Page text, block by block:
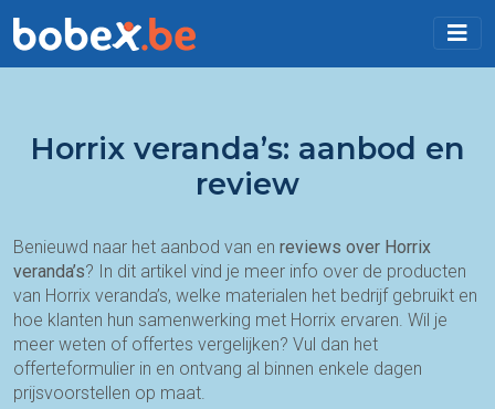
Horrix veranda’s: aanbod en
review
Benieuwd naar het aanbod van en reviews over Horrix
veranda’s? In dit artikel vind je meer info over de producten
van Horrix veranda’s, welke materialen het bedrijf gebruikt en
hoe klanten hun samenwerking met Horrix ervaren. Wil je
meer weten of offertes vergelijken? Vul dan het
offerteformulier in en ontvang al binnen enkele dagen
prijsvoorstellen op maat.